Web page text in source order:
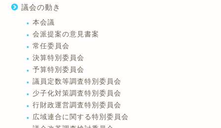
議会の動き
本会議
会派提案の意見書案
常任委員会
決算特別委員会
予算特別委員会
議員定数等調査特別委員会
少子化対策調査特別委員会
行財政運営調査特別委員会
広域連合に関する特別委員会